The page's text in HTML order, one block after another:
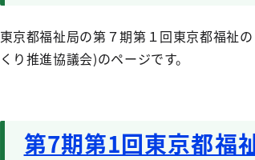
東京都福祉局の第７期第１回東京都福祉
くり推進協議会)のページです。
第7期第1回東京都福